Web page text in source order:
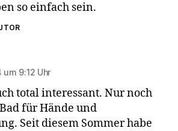
so einfach sein.
9:12 Uhr
total interessant. Nur noch
für Hände und
Seit diesem Sommer habe